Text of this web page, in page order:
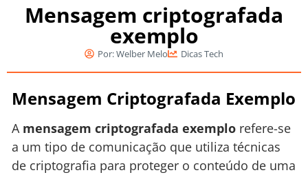
Mensagem criptografada
exemplo
Por:Welber Melo Dicas Tech
Mensagem Criptografada Exemplo
A mensagem criptografada exemplo refere-se
a um tipo de comunicação que utiliza técnicas
de criptografia para proteger o conteúdo de uma